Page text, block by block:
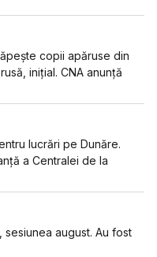
copii apăruse din
inițial. CNA anunță
lucrări pe Dunăre.
a Centralei de la
sesiunea august. Au fost